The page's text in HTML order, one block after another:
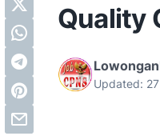
Quality
Updated: